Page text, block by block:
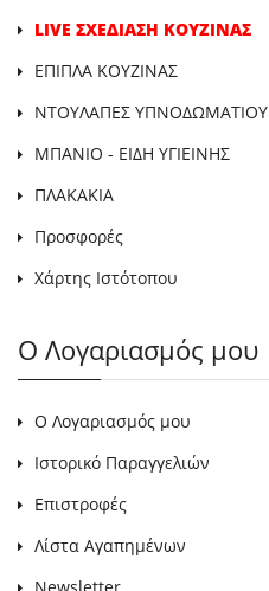
LIVE ΣΧΕΔΙΑΣΗ ΚΟΥΖΙΝΑΣ
ΕΠΙΠΛΑ ΚΟΥΖΙΝΑΣ
ΝΤΟΥΛΑΠΕΣ ΥΠΝΟΔΩΜΑΤΙΟΥ
ΜΠΑΝΙΟ - ΕΙΔΗ ΥΓΙΕΙΝΗΣ
ΠΛΑΚΑΚΙΑ
Προσφορές
Χάρτης Ιστότοπου
Ο Λογαριασμός μου
Ο Λογαριασμός μου
Ιστορικό Παραγγελιών
Επιστροφές
Λίστα Αγαπημένων
Newsletter